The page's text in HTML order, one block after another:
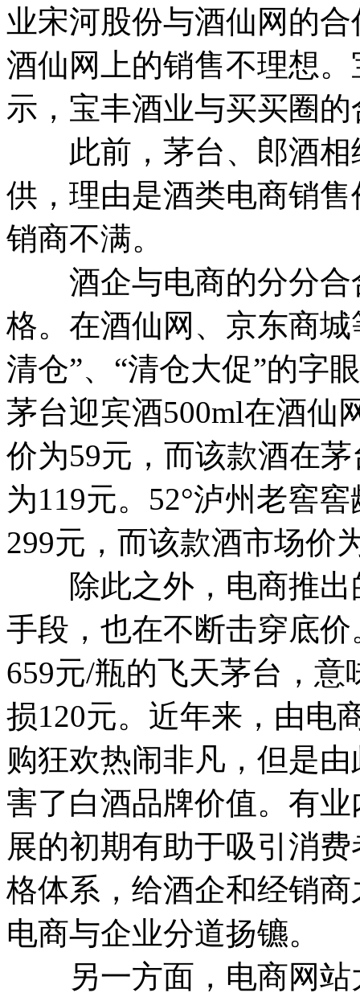
业宋河股份与酒仙网的
酒仙网上的销售不理想
示，宝丰酒业与买买圈
此前，茅台、郎酒相
供，理由是酒类电商销
销商不满。
酒企与电商的分分合
格。在酒仙网、京东商
清仓”、“清仓大促”的字
茅台迎宾酒500ml在酒仙
价为59元，而该款酒在
为119元。52°泸州老窖
299元，而该款酒市场价
除此之外，电商推出
手段，也在不断击穿底
659元/瓶的飞天茅台，
损120元。近年来，由电
购狂欢热闹非凡，但是
害了白酒品牌价值。有
展的初期有助于吸引消
格体系，给酒企和经销
电商与企业分道扬镳。
另一方面，电商网站